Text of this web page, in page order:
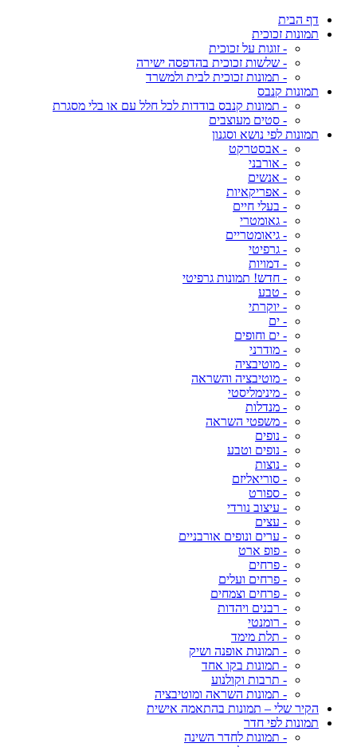
דף הבית
תמונות זכוכית
- זוגות על זכוכית
- שלשות זכוכית בהדפסה ישירה
- תמונות זכוכית לבית ולמשרד
תמונות קנבס
- תמונות קנבס בודדות לכל חלל עם או בלי מסגרת
- סטים מעוצבים
תמונות לפי נושא וסגנון
- אבסטרקט
- אורבני
- אנשים
- אפריקאיות
- בעלי חיים
- גאומטרי
- גיאומטריים
- גרפיטי
- דמויות
- חדש! תמונות גרפיטי
- טבע
- יוקרתי
- ים
- ים וחופים
- מודרני
- מוטיבציה
- מוטיבציה והשראה
- מינימליסטי
- מנדלות
- משפטי השראה
- נופים
- נופים וטבע
- נוצות
- סוריאליזם
- ספורט
- עיצוב נורדי
- עצים
- ערים ונופים אורבניים
- פופ ארט
- פרחים
- פרחים ועלים
- פרחים וצמחים
- רבנים ויהדות
- רומנטי
- תלת מימד
- תמונות אופנה ושיק
- תמונות בקו אחד
- תרבות וקולנוע
- תמונות השראה ומוטיבציה
הקיר שלי – תמונות בהתאמה אישית
תמונות לפי חדר
- תמונות לחדר השינה